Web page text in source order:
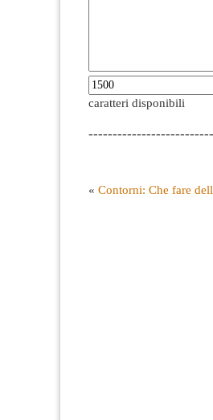
caratteri disponibili
« Contorni: Che fare